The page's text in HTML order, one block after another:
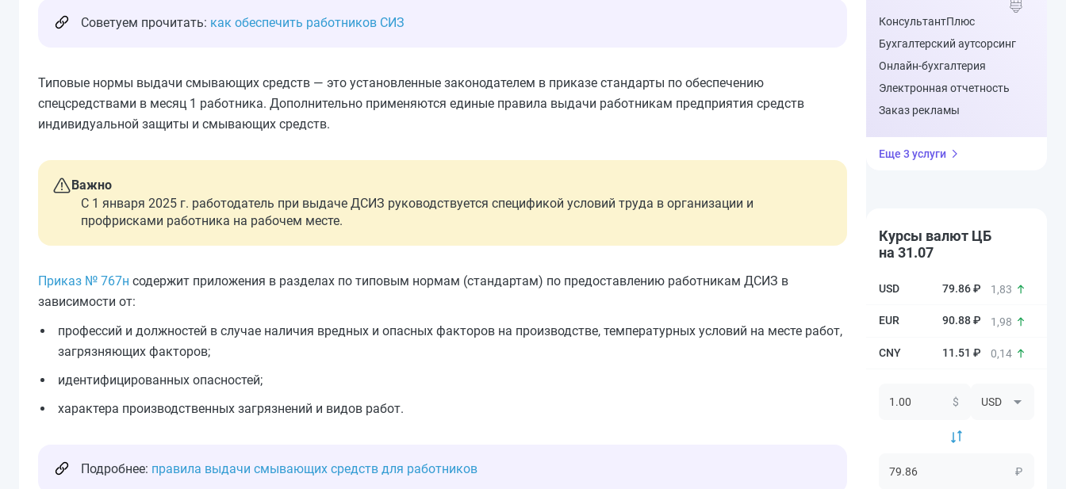
Советуем прочитать: как обеспечить работников СИЗ
Типовые нормы выдачи смывающих средств — это установленные законодателем в приказе стандарты по обеспечению
спецсредствами в месяц 1 работника. Дополнительно применяются единые правила выдачи работникам предприятия средств
индивидуальной защиты и смывающих средств.
Важно
С 1 января 2025 г. работодатель при выдаче ДСИЗ руководствуется спецификой условий труда в организации и
профрисками работника на рабочем месте.
Приказ № 767н содержит приложения в разделах по типовым нормам (стандартам) по предоставлению работникам ДСИЗ в
зависимости от:
профессий и должностей в случае наличия вредных и опасных факторов на производстве, температурных условий на месте работ,
загрязняющих факторов;
идентифицированных опасностей;
характера производственных загрязнений и видов работ.
Подробнее: правила выдачи смывающих средств для работников
КонсультантПлюс
Бухгалтерский аутсорсинг
Онлайн-бухгалтерия
Электронная отчетность
Заказ рекламы
Еще 3 услуги
Курсы валют ЦБ
на 31.07
79.86 ₽ 1,83
90.88 ₽ 1,98
11.51 ₽ 0,14
$
₽